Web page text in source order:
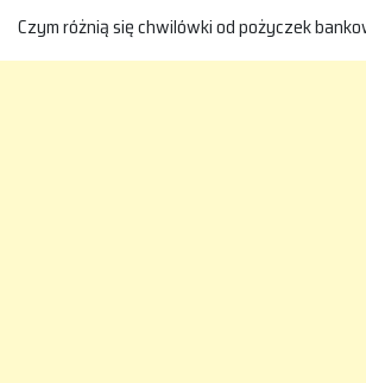
Czym różnią się chwilówki od pożyczek